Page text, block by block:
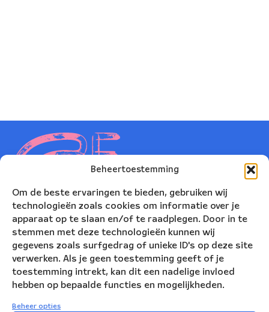
Beheertoestemming
Om de beste ervaringen te bieden, gebruiken wij
technologieën zoals cookies om informatie over je
apparaat op te slaan en/of te raadplegen. Door in te
stemmen met deze technologieën kunnen wij
gegevens zoals surfgedrag of unieke ID's op deze site
verwerken. Als je geen toestemming geeft of je
toestemming intrekt, kan dit een nadelige invloed
hebben op bepaalde functies en mogelijkheden.
Beheer opties
Nederlands Blazers Ensemble
Korte Leidsedwarsstraat 12